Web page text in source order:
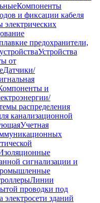
Компоненты
и фиксации кабеля
электрических
предохранители,
Устройства
от
Датчики/
и
распределения
канализационной
Учетная
сигнализации и
Линии
проводки под
зданий